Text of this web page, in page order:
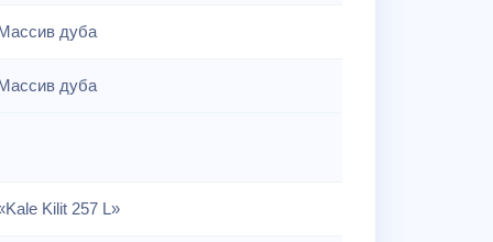
дуба
дуба
Kilit 257 L»